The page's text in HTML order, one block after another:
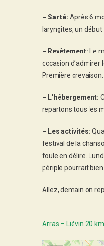
– Santé: Après 6
laryngites, un
– Revêtement: Le
occasion d’admirer
Première crevaison.
– L’hébergement:
repartons tous les
– Les activités:
festival de la
foule en délire.
périple pourrait bien
Allez, demain on
Arras – Liévin 20 km